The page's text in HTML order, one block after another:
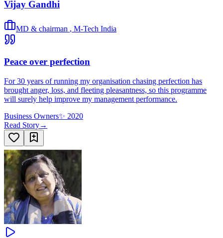
Vijay Gandhi
MD & chairman , M-Tech India
Peace over perfection
For 30 years of running my organisation chasing perfection has
brought anger, loss, and fleeting pleasantness, so this programme
will surely help improve my management performance.
Business Owners✨ 2020
Read Story→